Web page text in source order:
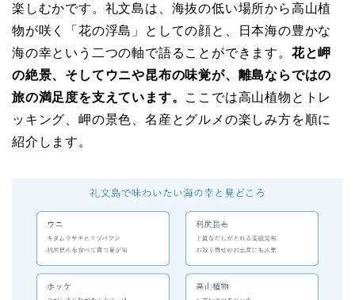
楽しむかです。礼文島は、海抜の低い場所から高山植
物が咲く「花の浮島」としての顔と、日本海の豊かな
海の幸という二つの軸で語ることができます。 花と岬
の絶景、そしてウニや昆布の味覚が、離島ならではの
旅の満足度を支えています。 ここでは高山植物とトレ
ッキング、岬の景色、名産とグルメの楽しみ方を順に
紹介します。